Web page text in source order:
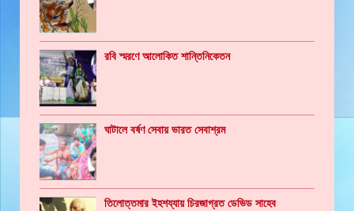
রবি স্মরণে আলোকিত শান্তিনিকেতন
ঘাটালে বর্ষণ সেবায় ভারত সেবাশ্রম
তিলোত্তমার ইহশয্যায় চিরজাগ্রত ডেভিড সাহেব